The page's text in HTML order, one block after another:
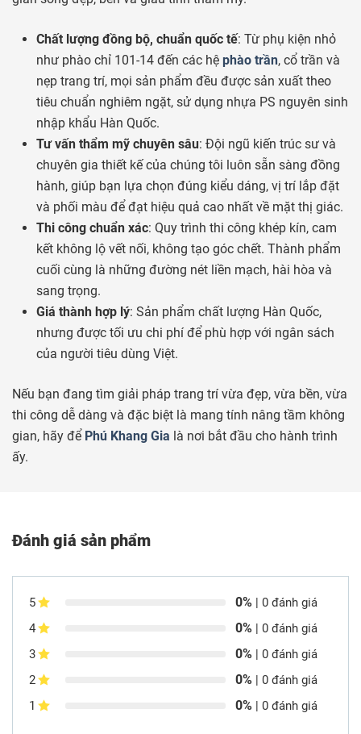
Chất lượng đồng bộ, chuẩn quốc tế: Từ phụ kiện nhỏ
như phào chỉ 101-14 đến các hệ phào trần, cổ trần và
nẹp trang trí, mọi sản phẩm đều được sản xuất theo
tiêu chuẩn nghiêm ngặt, sử dụng nhựa PS nguyên sinh
nhập khẩu Hàn Quốc.
Tư vấn thẩm mỹ chuyên sâu: Đội ngũ kiến trúc sư và
chuyên gia thiết kế của chúng tôi luôn sẵn sàng đồng
hành, giúp bạn lựa chọn đúng kiểu dáng, vị trí lắp đặt
và phối màu để đạt hiệu quả cao nhất về mặt thị giác.
Thi công chuẩn xác: Quy trình thi công khép kín, cam
kết không lộ vết nối, không tạo góc chết. Thành phẩm
cuối cùng là những đường nét liền mạch, hài hòa và
sang trọng.
Giá thành hợp lý: Sản phẩm chất lượng Hàn Quốc,
nhưng được tối ưu chi phí để phù hợp với ngân sách
của người tiêu dùng Việt.
Nếu bạn đang tìm giải pháp trang trí vừa đẹp, vừa bền, vừa
thi công dễ dàng và đặc biệt là mang tính nâng tầm không
gian, hãy để Phú Khang Gia là nơi bắt đầu cho hành trình
ấy.
Đánh giá sản phẩm
5 0% | 0 đánh giá
4
0% | 0 đánh giá
3
0% | 0 đánh giá
2
0% | 0 đánh giá
1
0% | 0 đánh giá